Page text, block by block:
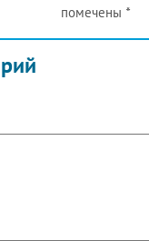
помечены *